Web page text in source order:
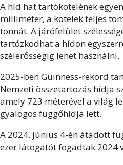
A híd hat tartókötelének
milliméter, a kötelek teljes
tonnát. A járófelület
tartózkodhat a hídon
szélerősségig lehet használni.
2025-ben Guinness-rekord
Nemzeti összetartozás hídja
amely 723 méterével a világ
gyalogos függőhídja lett.
A 2024. június 4-én átadott
ezer látogatót fogadtak 2024